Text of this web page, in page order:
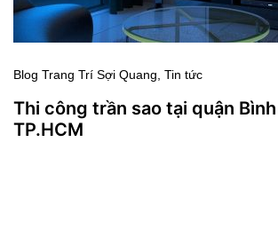
Blog Trang Trí Sợi Quang , Tin tức
Thi công trần sao tại quận
TP.HCM